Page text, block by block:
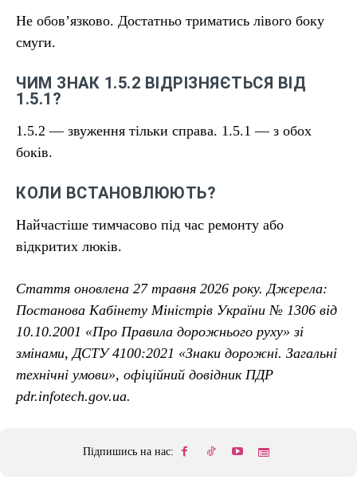
Не обов’язково. Достатньо триматись лівого боку
смуги.
ЧИМ ЗНАК 1.5.2 ВІДРІЗНЯЄТЬСЯ ВІД
1.5.1?
1.5.2 — звуження тільки справа. 1.5.1 — з обох
боків.
КОЛИ ВСТАНОВЛЮЮТЬ?
Найчастіше тимчасово під час ремонту або
відкритих люків.
Стаття оновлена 27 травня 2026 року. Джерела:
Постанова Кабінету Міністрів України № 1306 від
10.10.2001 «Про Правила дорожнього руху» зі
змінами, ДСТУ 4100:2021 «Знаки дорожні. Загальні
технічні умови», офіційний довідник ПДР
pdr.infotech.gov.ua.
Підпишись на нас: